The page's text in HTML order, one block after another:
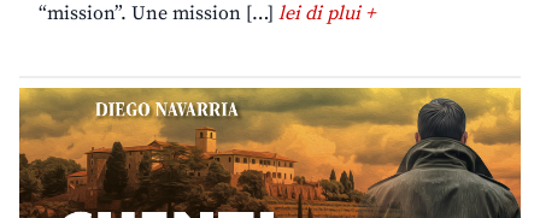
“mission”. Une mission […] lei di plui +